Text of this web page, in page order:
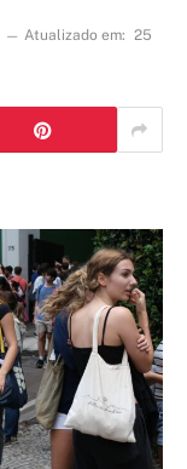
Atualizado em: 25